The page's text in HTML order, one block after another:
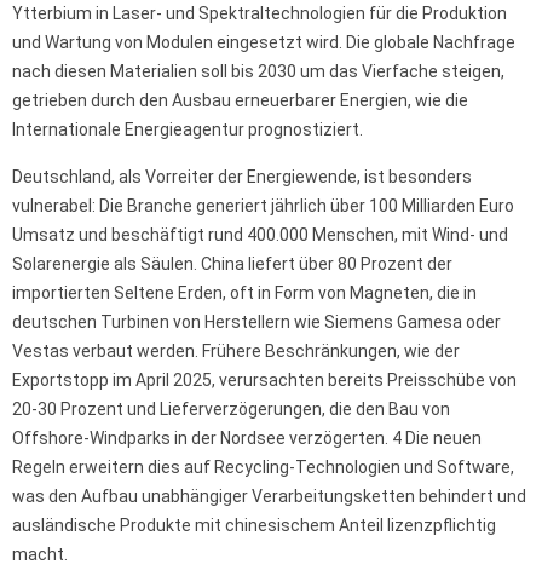
Ytterbium in Laser- und Spektraltechnologien für die Produktion
und Wartung von Modulen eingesetzt wird. Die globale Nachfrage
nach diesen Materialien soll bis 2030 um das Vierfache steigen,
getrieben durch den Ausbau erneuerbarer Energien, wie die
Internationale Energieagentur prognostiziert.
Deutschland, als Vorreiter der Energiewende, ist besonders
vulnerabel: Die Branche generiert jährlich über 100 Milliarden Euro
Umsatz und beschäftigt rund 400.000 Menschen, mit Wind- und
Solarenergie als Säulen. China liefert über 80 Prozent der
importierten Seltene Erden, oft in Form von Magneten, die in
deutschen Turbinen von Herstellern wie Siemens Gamesa oder
Vestas verbaut werden. Frühere Beschränkungen, wie der
Exportstopp im April 2025, verursachten bereits Preisschübe von
20-30 Prozent und Lieferverzögerungen, die den Bau von
Offshore-Windparks in der Nordsee verzögerten. 4 Die neuen
Regeln erweitern dies auf Recycling-Technologien und Software,
was den Aufbau unabhängiger Verarbeitungsketten behindert und
ausländische Produkte mit chinesischem Anteil lizenzpflichtig
macht.